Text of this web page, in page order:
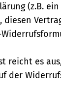
(z.B.
diesen
reicht es
der